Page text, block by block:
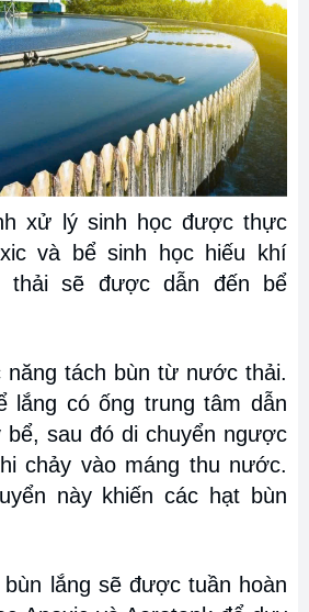
xử lý sinh học được thực
và bể sinh học hiếu khí
thải sẽ được dẫn đến bể
năng tách bùn từ nước thải.
lắng có ống trung tâm dẫn
bể, sau đó di chuyển ngược
chảy vào máng thu nước.
này khiến các hạt bùn
lắng sẽ được tuần hoàn